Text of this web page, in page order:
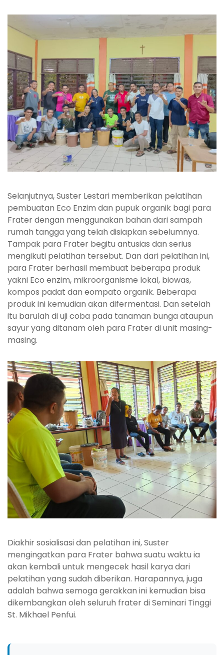
Selanjutnya, Suster Lestari memberikan pelatihan
pembuatan Eco Enzim dan pupuk organik bagi para
Frater dengan menggunakan bahan dari sampah
rumah tangga yang telah disiapkan sebelumnya.
Tampak para Frater begitu antusias dan serius
mengikuti pelatihan tersebut. Dan dari pelatihan ini,
para Frater berhasil membuat beberapa produk
yakni Eco enzim, mikroorganisme lokal, biowas,
kompos padat dan eompato organik. Beberapa
produk ini kemudian akan difermentasi. Dan setelah
itu barulah di uji coba pada tanaman bunga ataupun
sayur yang ditanam oleh para Frater di unit masing-
masing.
Diakhir sosialisasi dan pelatihan ini, Suster
mengingatkan para Frater bahwa suatu waktu ia
akan kembali untuk mengecek hasil karya dari
pelatihan yang sudah diberikan. Harapannya, juga
adalah bahwa semoga gerakkan ini kemudian bisa
dikembangkan oleh seluruh frater di Seminari Tinggi
St. Mikhael Penfui.